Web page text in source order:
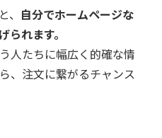
自分でホームページな
られます。
人たちに幅広く的確な情
、注文に繋がるチャンス